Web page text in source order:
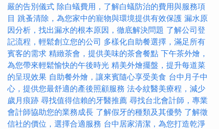
嚴的告別儀式 除白蟻費用，了解白蟻防治的費用與服務項
目 跳蚤清除，為您家中的寵物與環境提供有效保護 漏水原
因分析，找出漏水的根本原因，徹底解決問題 了解公司登
記流程，輕鬆創立您的公司 多樣化自助餐選擇，滿足所有
賓客的需求 精緻茶會，提供美味的茶會餐點 下午茶外燴，
為您帶來輕鬆愉快的午後時光 精美外燴擺盤，提升每道菜
的呈現效果 自助餐外燴，讓來賓隨心享受美食 台中月子中
心，提供您最舒適的產後照顧服務 法令紋醫美療程，減少
歲月痕跡 尋找值得信賴的牙醫推薦 尋找台北會計師，專業
會計師協助您的業務成長 了解假牙的種類及其優勢 了解徵
信社的價位，選擇合適服務 台中居家清潔，為您打造乾淨